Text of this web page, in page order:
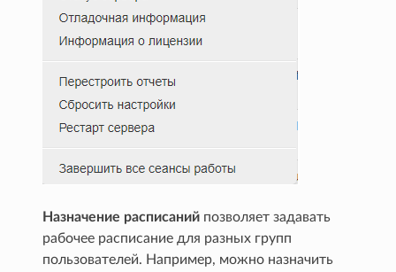
Назначение расписаний позволяет задавать
рабочее расписание для разных групп
пользователей. Например, можно назначить